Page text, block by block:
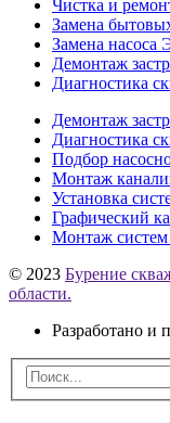
Чистка и
Замена
Замена насоса
Демонтаж
Диагностика
Демонтаж
Диагностика
Подбор
Монтаж
Установка
Графический
Монтаж систем
© 2023 Бурение
области.
Разработано и